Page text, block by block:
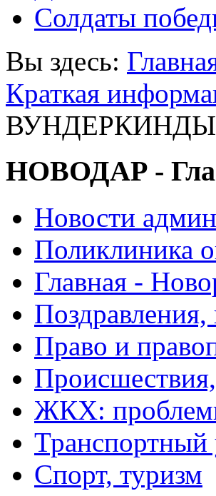
Солдаты
Вы здесь:
Краткая
ВУНДЕРКИНДЫ
НОВОДАР -
Новости
Поликлиника
Главная -
Право и
ЖКХ:
Транспортный
Спорт, туризм